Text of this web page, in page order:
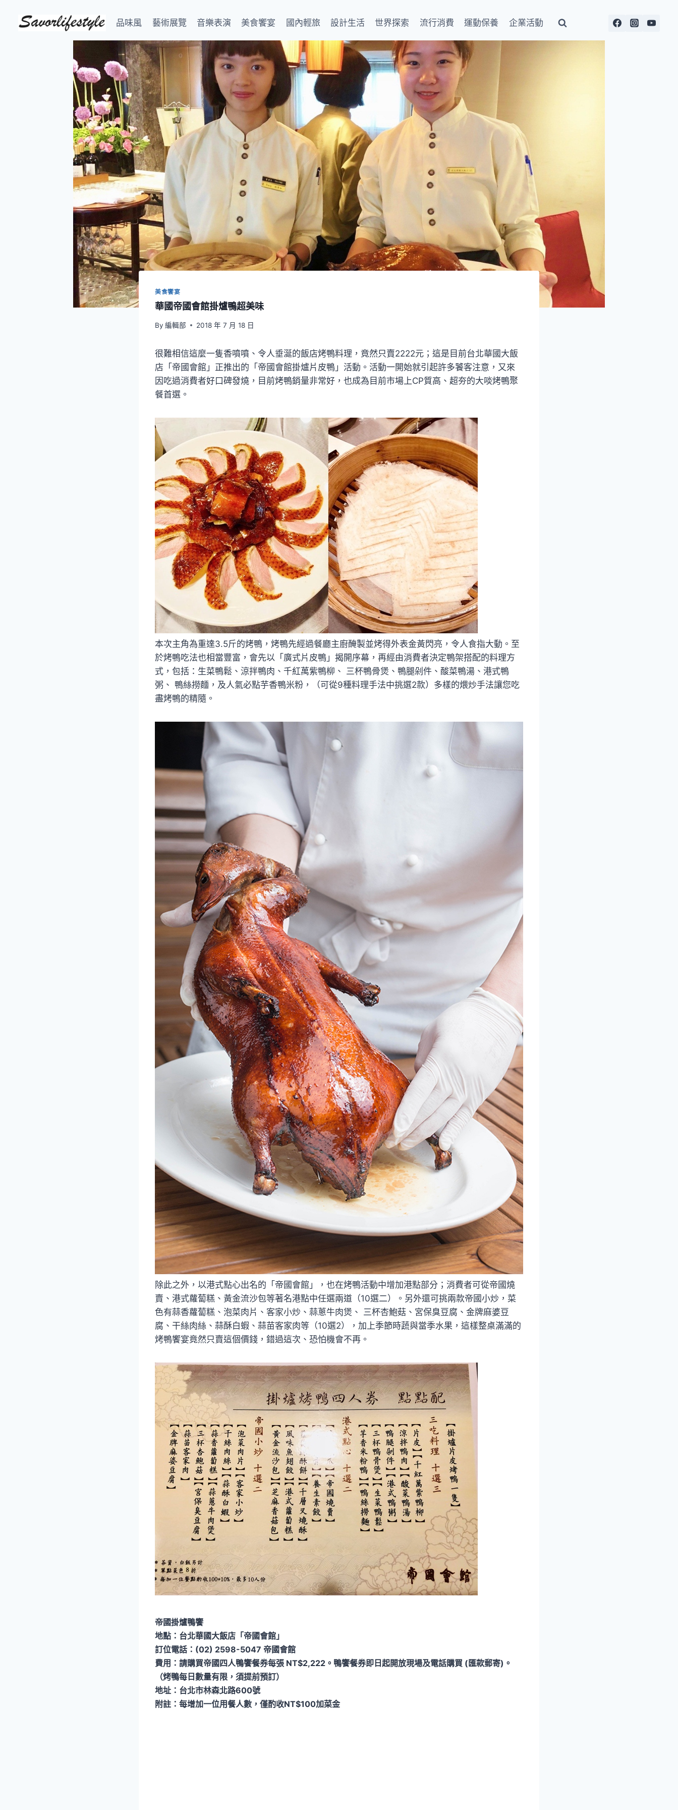
品味風 藝術展覽 音樂表演 美食饗宴 國內輕旅 設計生活 世界探索 流行消費 運動保養 企業活動
美食饗宴
華國帝國會館掛爐鴨超美味
By 編輯部 2018 年 7 月 18 日
很難相信這麼一隻香噴噴、令人垂涎的飯店烤鴨料理，竟然只賣2222元；這是目前台北華國大飯
店「帝國會館」正推出的「帝國會館掛爐片皮鴨」活動。活動一開始就引起許多饕客注意，又來
因吃過消費者好口碑發燒，目前烤鴨銷量非常好，也成為目前市場上CP質高、超夯的大啖烤鴨聚
餐首選。
本次主角為重達3.5斤的烤鴨，烤鴨先經過餐廳主廚醃製並烤得外表金黃閃亮，令人食指大動。至
於烤鴨吃法也相當豐富，會先以「廣式片皮鴨」揭開序幕，再經由消費者決定鴨架搭配的料理方
式，包括：生菜鴨鬆、涼拌鴨肉、千紅萬紫鴨柳、 三杯鴨骨煲、鴨腿剁件、酸菜鴨湯、港式鴨
粥、 鴨絲撈麵，及人氣必點芋香鴨米粉，（可從9種料理手法中挑選2款）多樣的煨炒手法讓您吃
盡烤鴨的精隨。
除此之外，以港式點心出名的「帝國會館」，也在烤鴨活動中增加港點部分；消費者可從帝國燒
賣、港式蘿蔔糕、黃金流沙包等著名港點中任選兩道（10選二）。另外還可挑兩款帝國小炒，菜
色有蒜香蘿蔔糕、泡菜肉片、客家小炒、蒜蔥牛肉煲、 三杯杏鮑菇、宮保臭豆腐、金牌麻婆豆
腐、干絲肉絲、蒜酥白蝦、蒜苗客家肉等（10選2），加上季節時蔬與當季水果，這樣整桌滿滿的
烤鴨饗宴竟然只賣這個價錢，錯過這次、恐怕機會不再。
帝國掛爐鴨饗
地點：台北華國大飯店「帝國會館」
訂位電話：(02) 2598-5047 帝國會館
費用：請購買帝國四人鴨饗餐券每張 NT$2,222。鴨饗餐券即日起開放現場及電話購買 (匯款郵寄)。
（烤鴨每日數量有限，須提前預訂）
地址：台北市林森北路600號
附註：每增加一位用餐人數，僅酌收NT$100加菜金